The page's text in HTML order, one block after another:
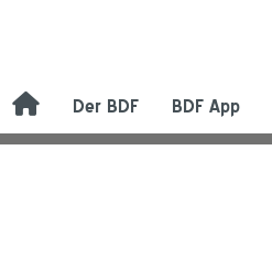
Der BDF BDF App